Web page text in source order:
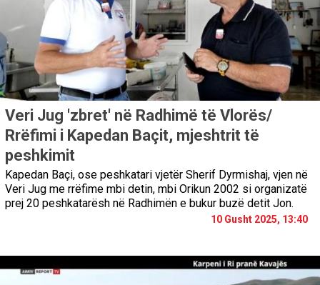
Veri Jug 'zbret' në Radhimë të Vlorës/
Rrëfimi i Kapedan Baçit, mjeshtrit të
peshkimit
Kapedan Baçi, ose peshkatari vjetër Sherif Dyrmishaj, vjen në
Veri Jug me rrëfime mbi detin, mbi Orikun 2002 si organizatë
prej 20 peshkatarësh në Radhimën e bukur buzë detit Jon.
10 Gusht 2025, 13:40